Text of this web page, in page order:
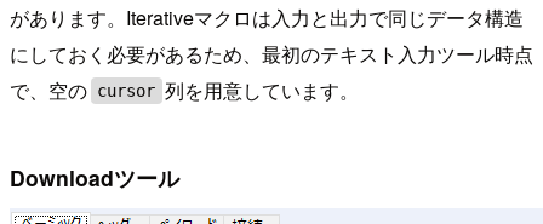
があります。Iterativeマクロは入力と出力で同じデータ構造
にしておく必要があるため、最初のテキスト入力ツール時点
で、空の cursor 列を用意しています。
Downloadツール